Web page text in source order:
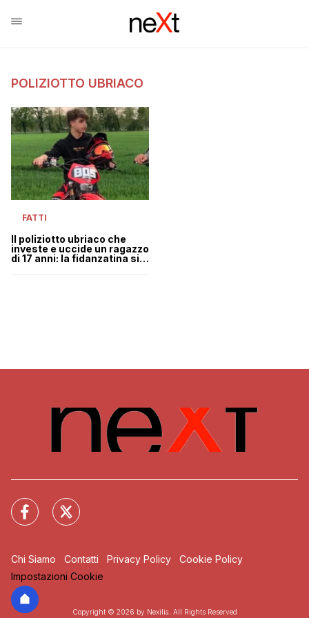
POLIZIOTTO UBRIACO
FATTI
Il poliziotto ubriaco che
investe e uccide un ragazzo
di 17 anni: la fidanzatina si
Chi Siamo Contatti Privacy Policy
Cookie Policy
Impostazioni Cookie
Copyright © 2026 by Nexilia. All Rights Reserved